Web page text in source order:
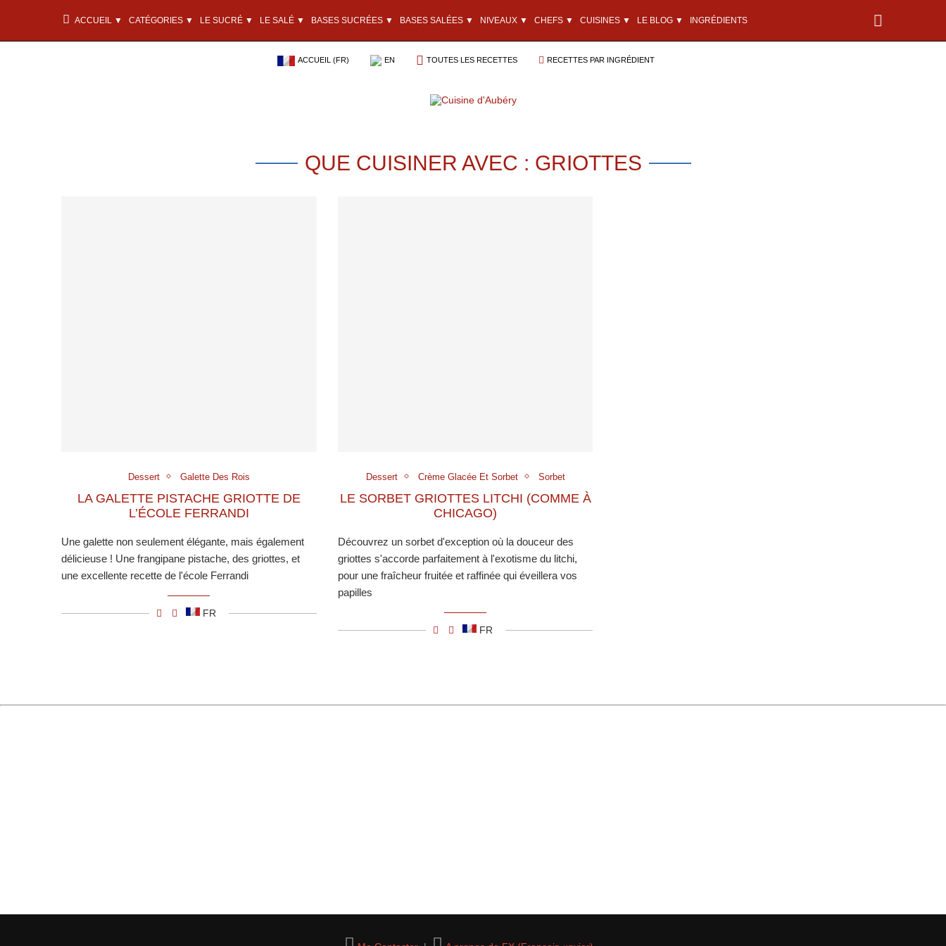
ACCUEIL ▼ CATÉGORIES ▼ LE SUCRÉ ▼ LE SALÉ ▼ BASES SUCRÉES ▼ BASES SALÉES ▼ NIVEAUX ▼ CHEFS ▼ CUISINES ▼ LE BLOG ▼ INGRÉDIENTS
ACCUEIL (FR) EN TOUTES LES RECETTES RECETTES PAR INGRÉDIENT
QUE CUISINER AVEC : GRIOTTES
Dessert Galette Des Rois
LA GALETTE PISTACHE GRIOTTE DE
L’ÉCOLE FERRANDI
Une galette non seulement élégante, mais également
délicieuse ! Une frangipane pistache, des griottes, et
une excellente recette de l'école Ferrandi
FR
Dessert Crème Glacée Et Sorbet Sorbet
LE SORBET GRIOTTES LITCHI (COMME À
CHICAGO)
Découvrez un sorbet d'exception où la douceur des
griottes s'accorde parfaitement à l'exotisme du litchi,
pour une fraîcheur fruitée et raffinée qui éveillera vos
papilles
FR